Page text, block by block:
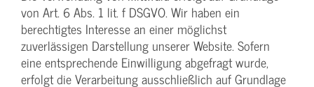
von Art. 6 Abs. 1 lit. f DSGVO. Wir haben ein
berechtigtes Interesse an einer möglichst
zuverlässigen Darstellung unserer Website. Sofern
eine entsprechende Einwilligung abgefragt wurde,
erfolgt die Verarbeitung ausschließlich auf Grundlage